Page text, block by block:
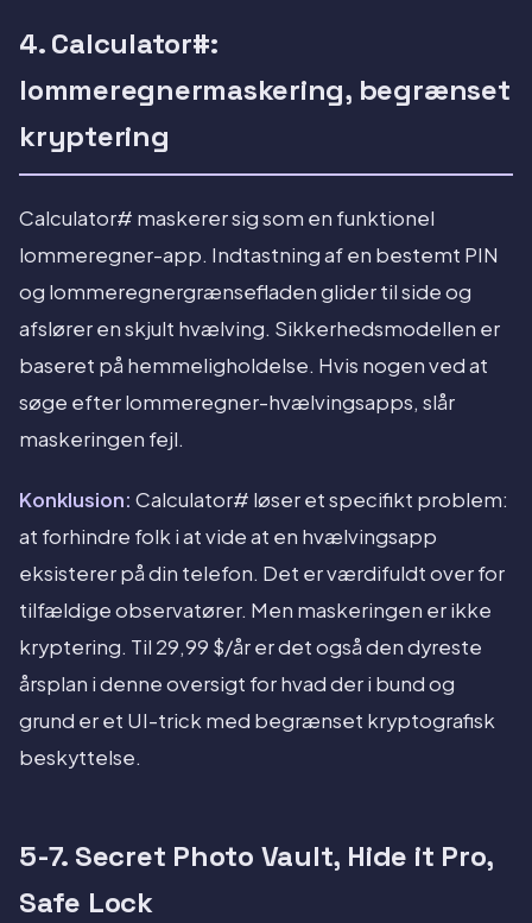
4. Calculator#:
lommeregnermaskering, begrænset
kryptering
Calculator# maskerer sig som en funktionel
lommeregner-app. Indtastning af en bestemt PIN
og lommeregnergrænsefladen glider til side og
afslører en skjult hvælving. Sikkerhedsmodellen er
baseret på hemmeligholdelse. Hvis nogen ved at
søge efter lommeregner-hvælvingsapps, slår
maskeringen fejl.
Konklusion: Calculator# løser et specifikt problem:
at forhindre folk i at vide at en hvælvingsapp
eksisterer på din telefon. Det er værdifuldt over for
tilfældige observatører. Men maskeringen er ikke
kryptering. Til 29,99 $/år er det også den dyreste
årsplan i denne oversigt for hvad der i bund og
grund er et UI-trick med begrænset kryptografisk
beskyttelse.
5-7. Secret Photo Vault, Hide it Pro,
Safe Lock